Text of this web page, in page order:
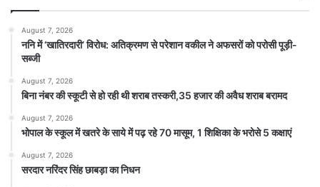
August 7, 2026
ननि में ‘खातिरदारी’ विरोध: अतिक्रमण से परेशान वकील ने अफसरों को परोसी पूड़ी-
सब्जी
August 7, 2026
बिना नंबर की स्कूटी से हो रही थी शराब तस्करी,35 हजार की अवैध शराब बरामद
August 7, 2026
भोपाल के स्कूल में खतरे के साये में पढ़ रहे 70 मासूम, 1 शिक्षिका के भरोसे 5 कक्षाएं
August 7, 2026
सरदार नरिंदर सिंह छाबड़ा का निधन